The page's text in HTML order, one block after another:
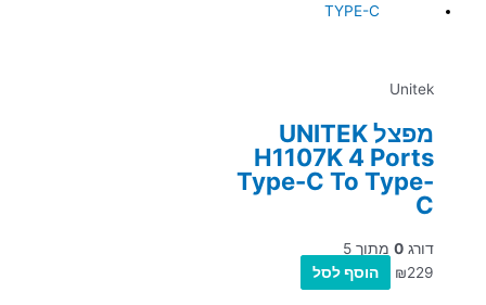
Unitek
מפצל UNITEK
H1107K 4 Ports
Type-C To Type-
C
דורג 0 מתוך 5
₪229 הוסף לסל